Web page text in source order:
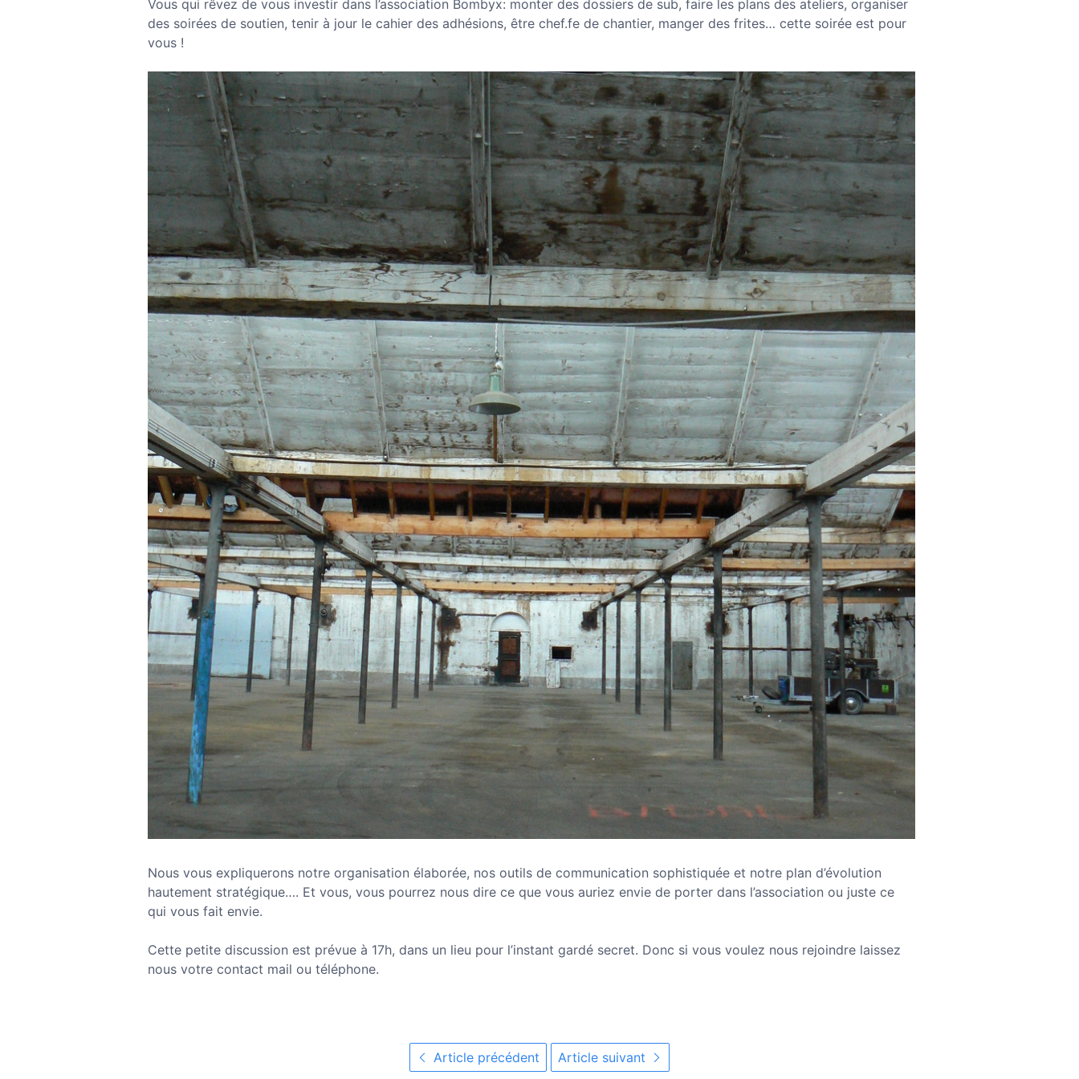
Vous qui rêvez de vous investir dans l’association Bombyx: monter des dossiers de sub, faire les plans des ateliers, organiser
des soirées de soutien, tenir à jour le cahier des adhésions, être chef.fe de chantier, manger des frites… cette soirée est pour
vous !
Nous vous expliquerons notre organisation élaborée, nos outils de communication sophistiquée et notre plan d’évolution
hautement stratégique…. Et vous, vous pourrez nous dire ce que vous auriez envie de porter dans l’association ou juste ce
qui vous fait envie.
Cette petite discussion est prévue à 17h, dans un lieu pour l’instant gardé secret. Donc si vous voulez nous rejoindre laissez
nous votre contact mail ou téléphone.
Article précédent Article suivant